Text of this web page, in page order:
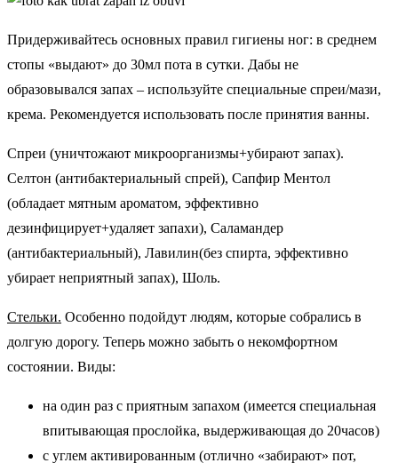
Придерживайтесь основных правил гигиены ног: в среднем
стопы «выдают» до 30мл пота в сутки. Дабы не
образовывался запах – используйте специальные спреи/мази,
крема. Рекомендуется использовать после принятия ванны.
Спреи (уничтожают микроорганизмы+убирают запах).
Селтон (антибактериальный спрей), Сапфир Ментол
(обладает мятным ароматом, эффективно
дезинфицирует+удаляет запахи), Саламандер
(антибактериальный), Лавилин(без спирта, эффективно
убирает неприятный запах), Шоль.
Стельки. Особенно подойдут людям, которые собрались в
долгую дорогу. Теперь можно забыть о некомфортном
состоянии. Виды:
на один раз с приятным запахом (имеется специальная
впитывающая прослойка, выдерживающая до 20часов)
с углем активированным (отлично «забирают» пот,